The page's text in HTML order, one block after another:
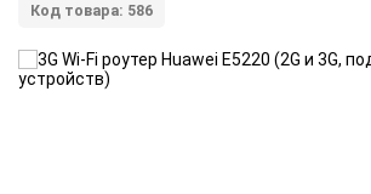
Код товара: 586